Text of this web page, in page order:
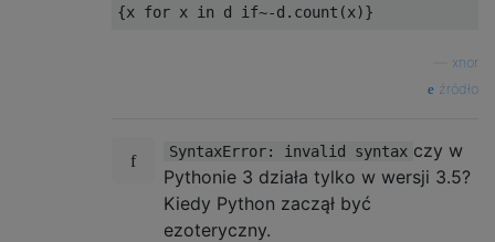
{x for x in d if~-d . count (x)}
xnor
źródło
SyntaxError: invalid syntax czy w
Pythonie 3 działa tylko w wersji 3.5?
Kiedy Python zaczął być
ezoteryczny.